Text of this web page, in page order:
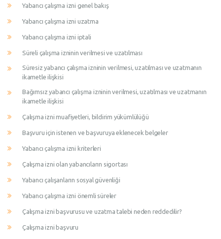
Yabancı çalışma izni genel bakış
Yabancı çalışma izni uzatma
Yabancı çalışma izni iptali
Süreli çalışma izninin verilmesi ve uzatılması
Süresiz yabancı çalışma izninin verilmesi, uzatılması ve uzatmanın
ikametle ilişkisi
Bağımsız yabancı çalışma izninin verilmesi, uzatılması ve uzatmanın
ikametle ilişkisi
Çalışma izni muafiyetleri, bildirim yükümlülüğü
Başvuru için istenen ve başvuruya eklenecek belgeler
Yabancı çalışma izni kriterleri
Çalışma izni olan yabancıların sigortası
Yabancı çalışanların sosyal güvenliği
Yabancı çalışma izni önemli süreler
Çalışma izni başvurusu ve uzatma talebi neden reddedilir?
Çalışma izni başvuru